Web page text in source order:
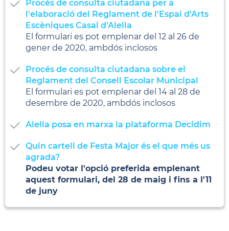
Procés de consulta ciutadana per a
l'elaboració del Reglament de l'Espai d'Arts
Escèniques Casal d'Alella
El formulari es pot emplenar del 12 al 26 de
gener de 2020, ambdós inclosos
Procés de consulta ciutadana sobre el
Reglament del Consell Escolar Municipal
El formulari es pot emplenar del 14 al 28 de
desembre de 2020, ambdós inclosos
Alella posa en marxa la plataforma Decidim
Quin cartell de Festa Major és el que més us
agrada?
Podeu votar l'opció preferida emplenant
aquest formulari, del 28 de maig i fins a l'11
de juny